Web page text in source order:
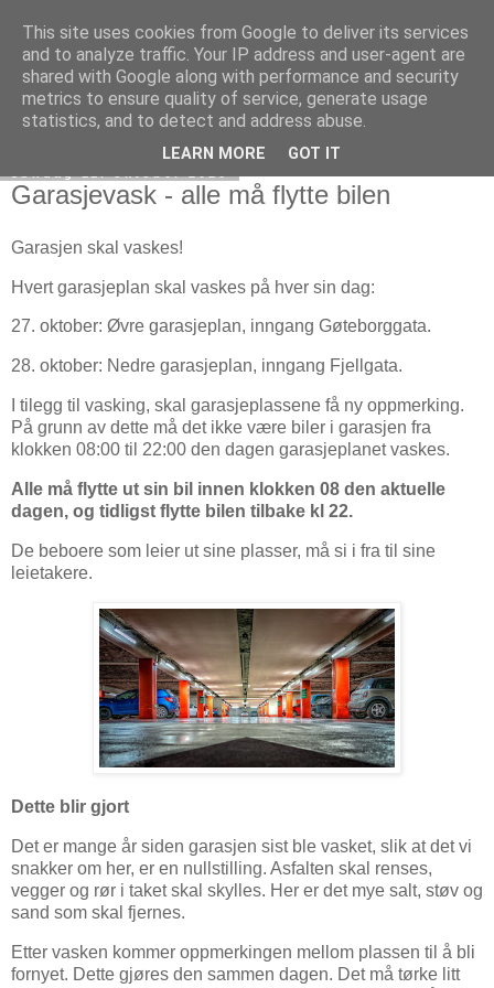
Verksgata borettslag
Garasjevask - alle må flytte bilen
Garasjen skal vaskes!
Hvert garasjeplan skal vaskes på hver sin dag:
27. oktober: Øvre garasjeplan, inngang Gøteborggata.
28. oktober: Nedre garasjeplan, inngang Fjellgata.
I tilegg til vasking, skal garasjeplassene få ny oppmerking.
På grunn av dette må det ikke være biler i garasjen fra
klokken 08:00 til 22:00 den dagen garasjeplanet vaskes.
Alle må flytte ut sin bil innen klokken 08 den aktuelle
dagen, og tidligst flytte bilen tilbake kl 22.
De beboere som leier ut sine plasser, må si i fra til sine
leietakere.
Dette blir gjort
Det er mange år siden garasjen sist ble vasket, slik at det vi
snakker om her, er en nullstilling. Asfalten skal renses,
vegger og rør i taket skal skylles. Her er det mye salt, støv og
sand som skal fjernes.
Etter vasken kommer oppmerkingen mellom plassen til å bli
fornyet. Dette gjøres den sammen dagen. Det må tørke litt
This site uses cookies from Google to deliver its services
and to analyze traffic. Your IP address and user-agent are
shared with Google along with performance and security
metrics to ensure quality of service, generate usage
statistics, and to detect and address abuse.
LEARN MORE GOT IT